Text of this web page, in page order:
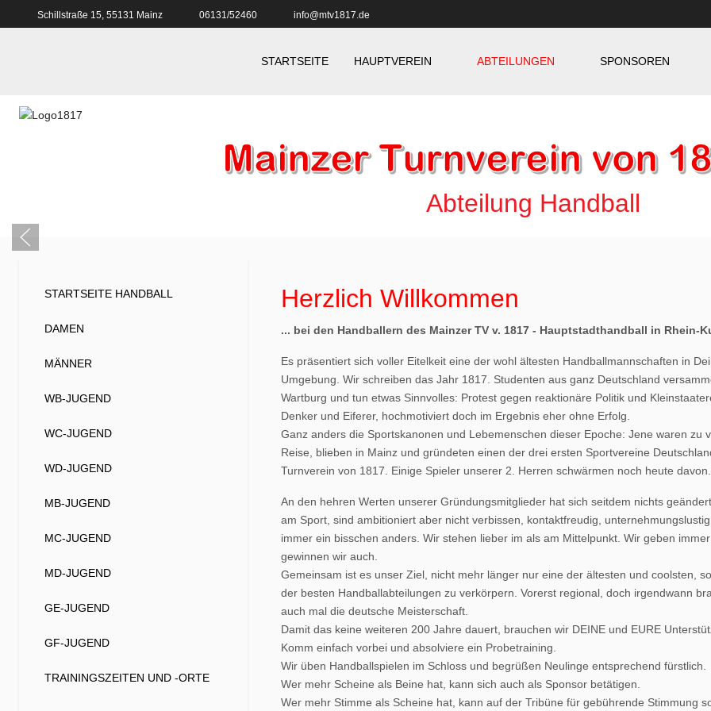
Schillstraße 15, 55131 Mainz 06131/52460 info@mtv1817.de
STARTSEITE HAUPTVEREIN ABTEILUNGEN SPONSOREN
Abteilung Handball
STARTSEITE HANDBALL
DAMEN
MÄNNER
WB-JUGEND
WC-JUGEND
WD-JUGEND
MB-JUGEND
MC-JUGEND
MD-JUGEND
GE-JUGEND
GF-JUGEND
TRAININGSZEITEN UND -ORTE
Herzlich Willkommen
... bei den Handballern des Mainzer TV v. 1817 - Hauptstadthandball in Rhein-
Es präsentiert sich voller Eitelkeit eine der wohl ältesten Handballmannschaften in
Umgebung. Wir schreiben das Jahr 1817. Studenten aus ganz Deutschland
Wartburg und tun etwas Sinnvolles: Protest gegen reaktionäre Politik und
Denker und Eiferer, hochmotiviert doch im Ergebnis eher ohne Erfolg.
Ganz anders die Sportskanonen und Lebemenschen dieser Epoche: Jene waren zu
Reise, blieben in Mainz und gründeten einen der drei ersten Sportvereine
Turnverein von 1817. Einige Spieler unserer 2. Herren schwärmen noch heute davon.
An den hehren Werten unserer Gründungsmitglieder hat sich seitdem nichts
am Sport, sind ambitioniert aber nicht verbissen, kontaktfreudig,
immer ein bisschen anders. Wir stehen lieber im als am Mittelpunkt. Wir geben
gewinnen wir auch.
Gemeinsam ist es unser Ziel, nicht mehr länger nur eine der ältesten und coolsten,
der besten Handballabteilungen zu verkörpern. Vorerst regional, doch irgendwann
auch mal die deutsche Meisterschaft.
Damit das keine weiteren 200 Jahre dauert, brauchen wir DEINE und EURE
Komm einfach vorbei und absolviere ein Probetraining.
Wir üben Handballspielen im Schloss und begrüßen Neulinge entsprechend fürstlich.
Wer mehr Scheine als Beine hat, kann sich auch als Sponsor betätigen.
Wer mehr Stimme als Scheine hat, kann auf der Tribüne für gebührende Stimmung